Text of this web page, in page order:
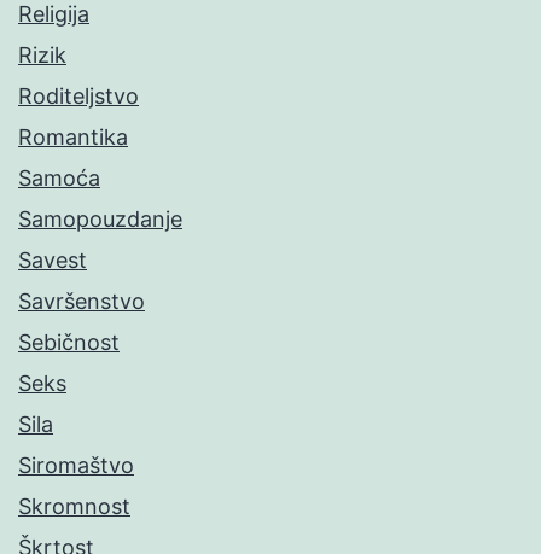
Religija
Rizik
Roditeljstvo
Romantika
Samoća
Samopouzdanje
Savest
Savršenstvo
Sebičnost
Seks
Sila
Siromaštvo
Skromnost
Škrtost